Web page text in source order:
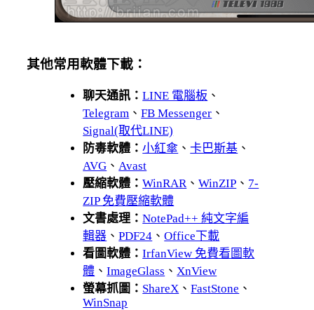
其他常用軟體下載：
聊天通訊：LINE 電腦板 、
Telegram 、FB Messenger 、
Signal(取代LINE)
防毒軟體：小紅傘 、卡巴斯基 、
AVG 、 Avast
壓縮軟體：WinRAR 、WinZIP 、 7-
ZIP 免費壓縮軟體
文書處理：NotePad++ 純文字編
輯器 、PDF24 、Office下載
看圖軟體：IrfanView 免費看圖軟
體 、ImageGlass 、 XnView
螢幕抓圖： ShareX 、FastStone 、
WinSnap